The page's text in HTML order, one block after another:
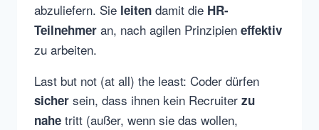
abzuliefern. Sie leiten damit die HR-
Teilnehmer an, nach agilen Prinzipien effektiv
zu arbeiten.
Last but not (at all) the least: Coder dürfen
sicher sein, dass ihnen kein Recruiter zu
nahe tritt (außer, wenn sie das wollen,